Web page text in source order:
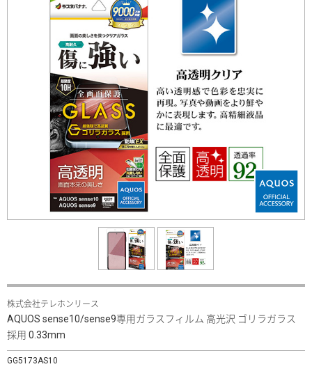
株式会社テレホンリース
AQUOS sense10/sense9専用ガラスフィルム 高光沢 ゴリラガラス
採用 0.33mm
GG5173AS10